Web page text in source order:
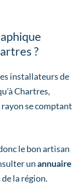
?
installateurs de
Chartres,
rayon se comptant
le bon artisan
unannuaire
la région.